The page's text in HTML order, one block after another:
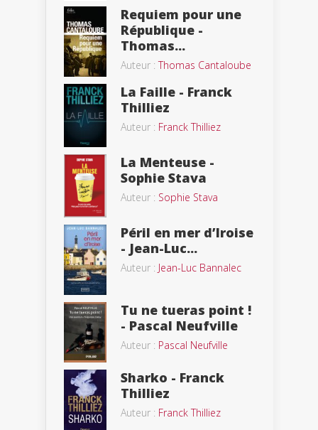
Requiem pour une
République -
Thomas...
Auteur :Thomas Cantaloube
La Faille - Franck
Thilliez
Auteur : Franck Thilliez
La Menteuse -
Sophie Stava
Auteur : Sophie Stava
Péril en mer d’Iroise
- Jean-Luc...
Auteur : Jean-Luc Bannalec
Tu ne tueras point !
- Pascal Neufville
Auteur : Pascal Neufville
Sharko - Franck
Thilliez
Auteur : Franck Thilliez